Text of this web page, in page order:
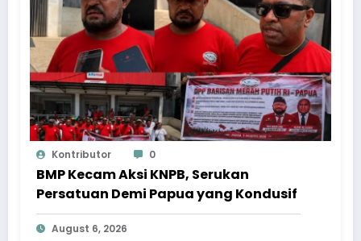
Kontributor 0
BMP Kecam Aksi KNPB, Serukan
Persatuan Demi Papua yang Kondusif
August 6, 2026